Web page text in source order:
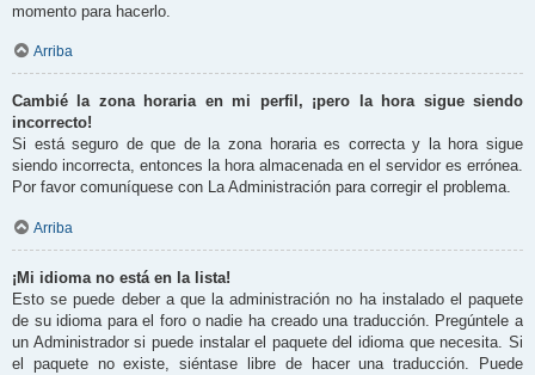
momento para hacerlo.
Arriba
Cambié la zona horaria en mi perfil, ¡pero la hora sigue siendo
incorrecto!
Si está seguro de que de la zona horaria es correcta y la hora sigue
siendo incorrecta, entonces la hora almacenada en el servidor es errónea.
Por favor comuníquese con La Administración para corregir el problema.
Arriba
¡Mi idioma no está en la lista!
Esto se puede deber a que la administración no ha instalado el paquete
de su idioma para el foro o nadie ha creado una traducción. Pregúntele a
un Administrador si puede instalar el paquete del idioma que necesita. Si
el paquete no existe, siéntase libre de hacer una traducción. Puede